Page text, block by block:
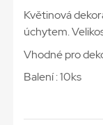
Květinová
úchytem.
Vhodné pro
Balení : 10ks